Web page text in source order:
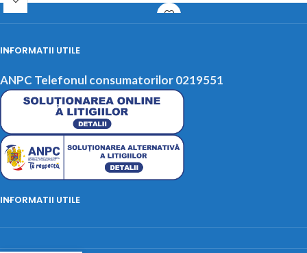
Drumuri de acces
Potrivire cu alte produse:
Poate fi combinat cu:
Borduri si rigole
benzinării, etc.
ambient exterior deosebit.
Pavajele sunt ușor de montat şi
stil architectural.
INFORMATII UTILE
ANPC Telefonul consumatorilor 0219551
INFORMATII UTILE